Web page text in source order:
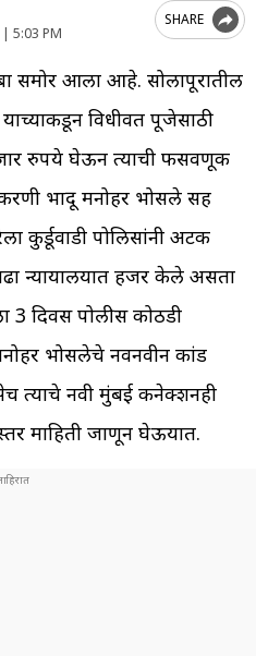
5:03 PM
SHARE
समोर आला आहे. सोलापूरातील
विधीवत पूजेसाठी
रुपये घेऊन त्याची फसवणूक
भोंदू मनोहर भोसले सह
कुर्डूवाडी पोलिसांनी अटक
न्यायालयात हजर केले असता
3 दिवस पोलीस कोठडी
भोसलेचे नवनवीन कांड
त्याचे नवी मुंबई कनेक्शनही
माहिती जाणून घेऊयात.